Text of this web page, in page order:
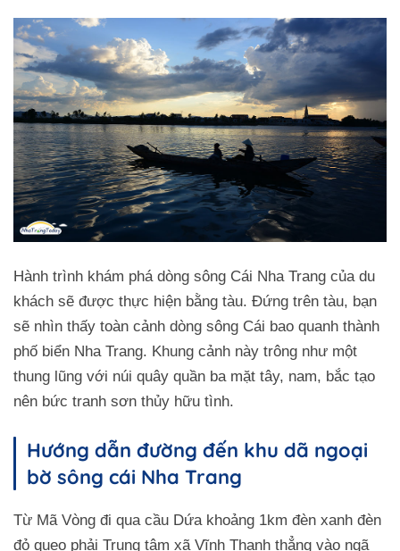
Hành trình khám phá dòng sông Cái Nha Trang của du
khách sẽ được thực hiện bằng tàu. Đứng trên tàu, bạn
sẽ nhìn thấy toàn cảnh dòng sông Cái bao quanh thành
phố biển Nha Trang. Khung cảnh này trông như một
thung lũng với núi quây quần ba mặt tây, nam, bắc tạo
nên bức tranh sơn thủy hữu tình.
Hướng dẫn đường đến khu dã ngoại
bờ sông cái Nha Trang
Từ Mã Vòng đi qua cầu Dứa khoảng 1km đèn xanh đèn
đỏ quẹo phải Trung tâm xã Vĩnh Thạnh thẳng vào ngã